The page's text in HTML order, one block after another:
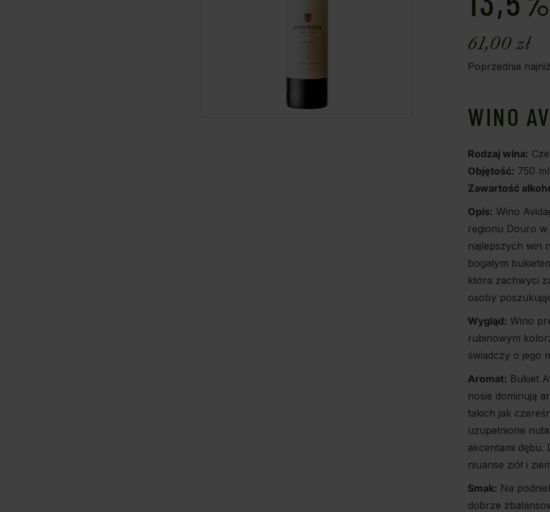
61,00zł
Poprzednia
WINO
Rodzaj wina:
Objętość: 750 ml
Zawartość
Opis: Wino
regionu Douro w
najlepszych win
bogatym
która zachwyci
osoby
Wygląd: Wino
rubinowym
świadczy o jego
Aromat: Bukiet
nosie dominują
takich jak
uzupełnione
akcentami dębu.
niuanse ziół i
Smak: Na
dobrze